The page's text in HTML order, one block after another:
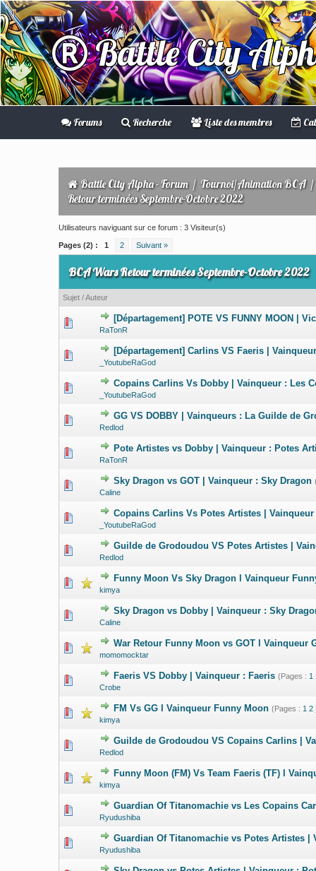
Battle City
Forums Recherche Liste des membres
Battle City Alpha - Forum/ Tournoi/Animation BCA/
Retour terminées Septembre-Octobre 2022
Utilisateurs naviguant sur ce forum : 3 Visiteur(s)
Pages (2) : 1 2 Suivant »
BCA Wars Retour terminées Septembre-Octobre 2022
Sujet/Auteur
[Départagement] POTE VS FUNNY MOON |
RaTonR
0 Votes - 0
[Départagement] Carlins VS Faeris |
_YoutubeRaGod
0 Votes - 0
Copains Carlins Vs Dobby | Vainqueur : Les
_YoutubeRaGod
0 Votes - 0
GG VS DOBBY | Vainqueurs : La Guilde de
Redlod
0 Votes - 0
Pote Artistes vs Dobby | Vainqueur : Potes
RaTonR
0 Votes - 0
Sky Dragon vs GOT | Vainqueur : Sky Dragon
Caline
0 Votes - 0 sur
Copains Carlins Vs Potes Artistes |
_YoutubeRaGod
0 Votes - 0
Guilde de Grodoudou VS Potes Artistes |
Redlod
0 Votes - 0
Funny Moon Vs Sky Dragon l Vainqueur
kimya
0 Votes - 0
Sky Dragon vs Dobby | Vainqueur : Sky
Caline
0 Votes - 0 sur
War Retour Funny Moon vs GOT l Vainqueur
momomocktar
0 Votes - 0
Faeris VS Dobby | Vainqueur : Faeris (Pages : 1
Crobe
0 Votes - 0 sur
FM Vs GG l Vainqueur Funny Moon (Pages : 1 2
kimya
0 Votes - 0 sur
Guilde de Grodoudou VS Copains Carlins |
Redlod
0 Votes - 0
Funny Moon (FM) Vs Team Faeris (TF) l
kimya
0 Votes - 0
Guardian Of Titanomachie vs Les Copains
Ryudushiba
0 Votes - 0
Guardian Of Titanomachie vs Potes Artistes |
Ryudushiba
0 Votes - 0